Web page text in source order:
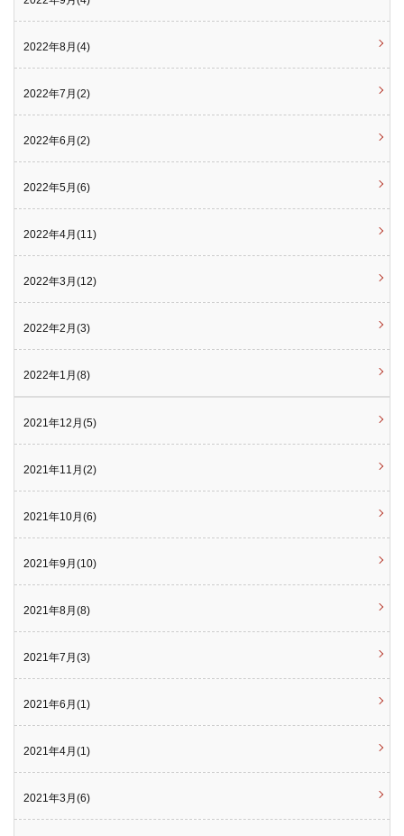
2022年8月(4)
2022年7月(2)
2022年6月(2)
2022年5月(6)
2022年4月(11)
2022年3月(12)
2022年2月(3)
2022年1月(8)
2021年12月(5)
2021年11月(2)
2021年10月(6)
2021年9月(10)
2021年8月(8)
2021年7月(3)
2021年6月(1)
2021年4月(1)
2021年3月(6)